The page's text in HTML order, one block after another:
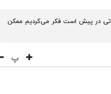
در پیش است فکر می‌­کردیم ممکن
پ